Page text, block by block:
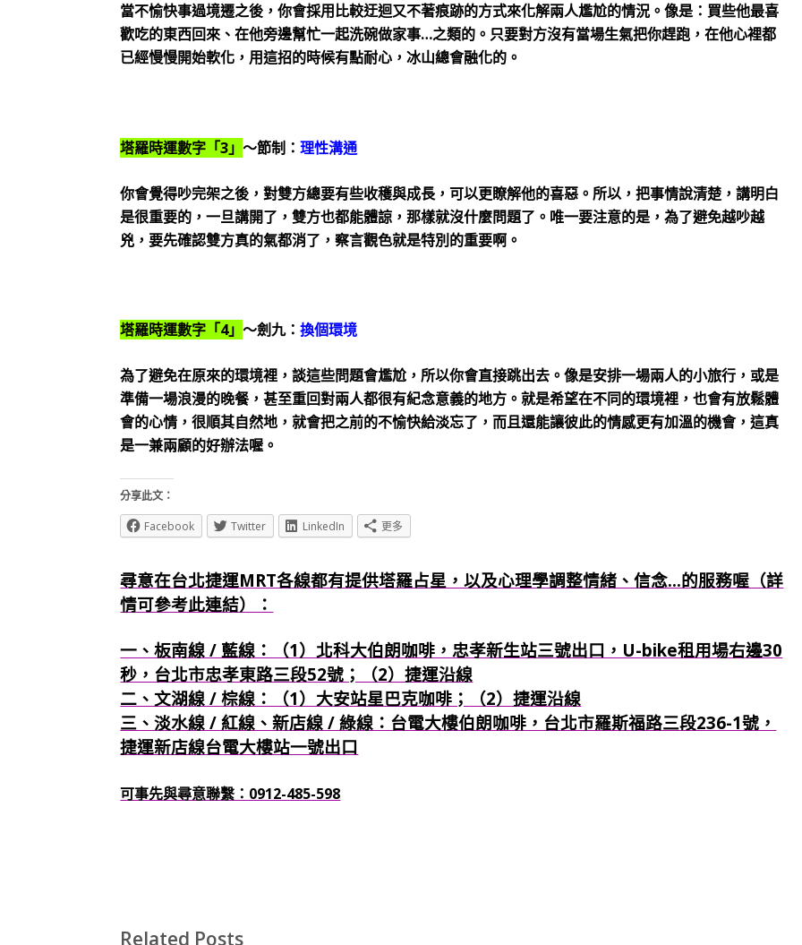
當不愉快事過境遷之後，你會採用比較迂迴又不著痕跡的方式來化解兩人尷尬的情況。像是：買些他最喜
歡吃的東西回來、在他旁邊幫忙一起洗碗做家事…之類的。只要對方沒有當場生氣把你趕跑，在他心裡都
已經慢慢開始軟化，用這招的時候有點耐心，冰山總會融化的。
塔羅時運數字「3」～節制：理性溝通
你會覺得吵完架之後，對雙方總要有些收穫與成長，可以更瞭解他的喜惡。所以，把事情說清楚，講明白
是很重要的，一旦講開了，雙方也都能體諒，那樣就沒什麼問題了。唯一要注意的是，為了避免越吵越
兇，要先確認雙方真的氣都消了，察言觀色就是特別的重要啊。
塔羅時運數字「4」～劍九：換個環境
為了避免在原來的環境裡，談這些問題會尷尬，所以你會直接跳出去。像是安排一場兩人的小旅行，或是
準備一場浪漫的晚餐，甚至重回對兩人都很有紀念意義的地方。就是希望在不同的環境裡，也會有放鬆體
會的心情，很順其自然地，就會把之前的不愉快給淡忘了，而且還能讓彼此的情感更有加溫的機會，這真
是一兼兩顧的好辦法喔。
分享此文：
Facebook
Twitter LinkedIn 更多
尋意在台北捷運MRT各線都有提供塔羅占星，以及心理學調整情緒、信念...的服務喔（詳
情可參考此連結）：
一、板南線 / 藍線：（1）北科大伯朗咖啡，忠孝新生站三號出口，U-bike租用場右邊30
秒，台北市忠孝東路三段52號；（2）捷運沿線
二、文湖線 / 棕線：（1）大安站星巴克咖啡；
（2）捷運沿線
三、淡水線 / 紅線、新店線 / 綠線：台電大樓伯朗咖啡，台北市羅斯福路三段236-1號，
捷運新店線台電大樓站一號出口
可事先與尋意聯繫：0912-485-598
Related Posts